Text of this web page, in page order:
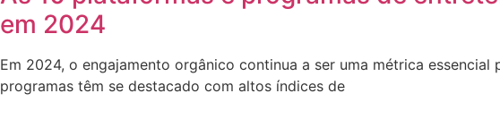
em 2024
Em 2024, o engajamento orgânico continua a ser uma métrica
programas têm se destacado com altos índices de